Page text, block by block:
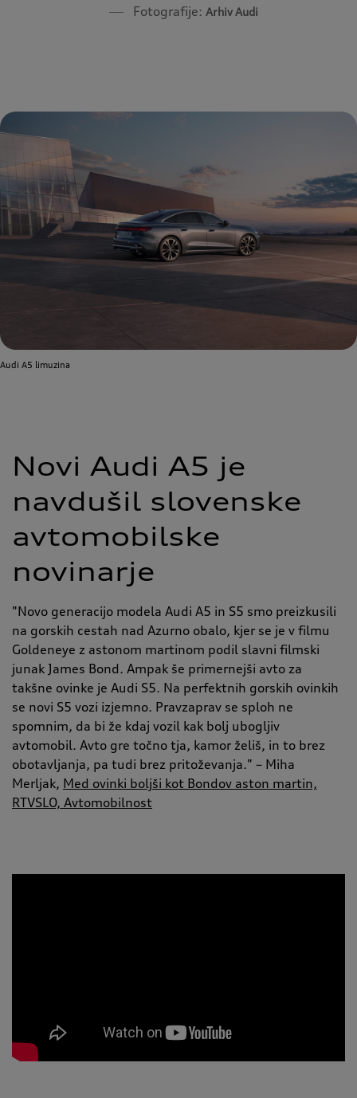
Fotografije: Arhiv Audi
Audi A5 limuzina
Novi Audi A5 je
navdušil slovenske
avtomobilske
novinarje
"Novo generacijo modela Audi A5 in S5 smo preizkusili
na gorskih cestah nad Azurno obalo, kjer se je v filmu
Goldeneye z astonom martinom podil slavni filmski
junak James Bond. Ampak še primernejši avto za
takšne ovinke je Audi S5. Na perfektnih gorskih ovinkih
se novi S5 vozi izjemno. Pravzaprav se sploh ne
spomnim, da bi že kdaj vozil kak bolj ubogljiv
avtomobil. Avto gre točno tja, kamor želiš, in to brez
obotavljanja, pa tudi brez pritoževanja." – Miha
Merljak, Med ovinki boljši kot Bondov aston martin,
RTVSLO, Avtomobilnost